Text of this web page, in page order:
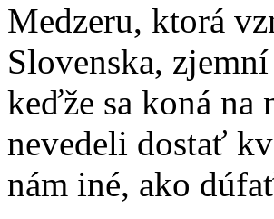
Medzeru, ktorá
Slovenska,
keďže sa koná na
nevedeli dostať
nám iné, ako